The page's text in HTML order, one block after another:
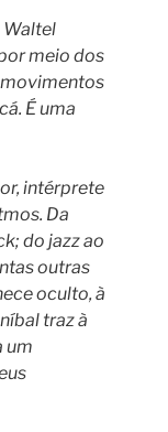
Waltel
meio dos
É uma
intérprete
Da
do jazz ao
outras
oculto, à
traz à
um